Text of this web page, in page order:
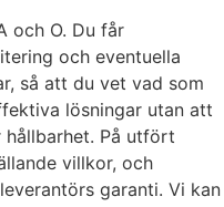
och O. Du får
och eventuella
så att du vet vad som
lösningar utan att
hållbarhet. På utfört
villkor, och
garanti. Vi kan